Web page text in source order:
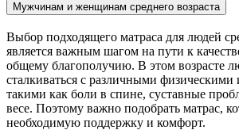
Мужчинам и женщинам среднего возраста
Выбор подходящего матраса для людей
является важным шагом на пути к
общему благополучию. В этом возрасте
сталкиваться с различными физическими
такими как боли в спине, суставные
весе. Поэтому важно подобрать матрас,
необходимую поддержку и комфорт.